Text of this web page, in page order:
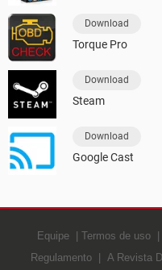
Download
Torque Pro
Download
Steam
Download
Google Cast
Equipe Termos de uso
Regulamento
A Revista